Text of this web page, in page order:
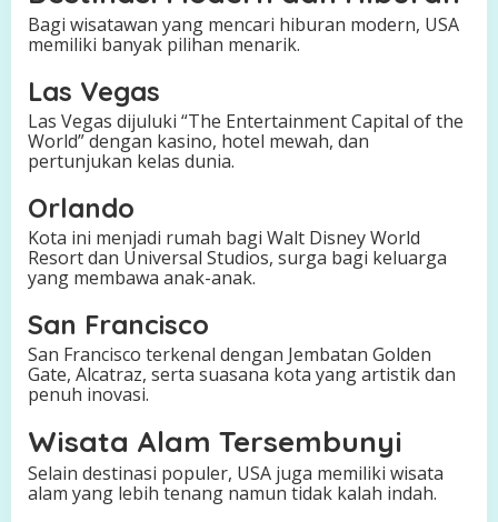
Bagi wisatawan yang mencari hiburan modern, USA
memiliki banyak pilihan menarik.
Las Vegas
Las Vegas dijuluki “The Entertainment Capital of the
World” dengan kasino, hotel mewah, dan
pertunjukan kelas dunia.
Orlando
Kota ini menjadi rumah bagi Walt Disney World
Resort dan Universal Studios, surga bagi keluarga
yang membawa anak-anak.
San Francisco
San Francisco terkenal dengan Jembatan Golden
Gate, Alcatraz, serta suasana kota yang artistik dan
penuh inovasi.
Wisata Alam Tersembunyi
Selain destinasi populer, USA juga memiliki wisata
alam yang lebih tenang namun tidak kalah indah.